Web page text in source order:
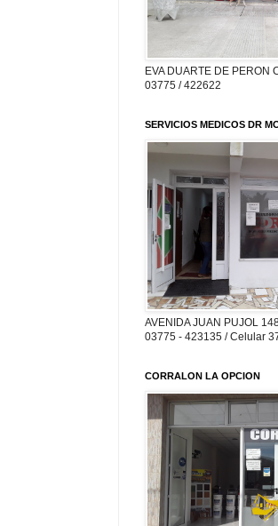
EVA DUARTE DE PERON
03775 / 422622
SERVICIOS MEDICOS DR
AVENIDA JUAN PUJOL
03775 - 423135 / Celular
CORRALON LA OPCION